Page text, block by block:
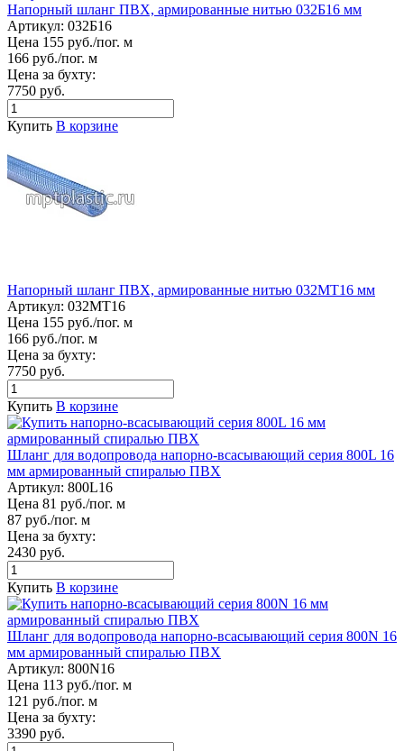
Напорный шланг ПВХ, армированные нитью 032Б16 мм
Артикул: 032Б16
Цена 155 руб./пог. м
166 руб./пог. м
Цена за бухту:
7750 руб.
Купить В корзине
Напорный шланг ПВХ, армированные нитью 032МТ16 мм
Артикул: 032МТ16
Цена 155 руб./пог. м
166 руб./пог. м
Цена за бухту:
7750 руб.
Купить В корзине
Шланг для водопровода напорно-всасывающий серия 800L 16
мм армированный спиралью ПВХ
Артикул: 800L16
Цена 81 руб./пог. м
87 руб./пог. м
Цена за бухту:
2430 руб.
Купить В корзине
Шланг для водопровода напорно-всасывающий серия 800N 16
мм армированный спиралью ПВХ
Артикул: 800N16
Цена 113 руб./пог. м
121 руб./пог. м
Цена за бухту:
3390 руб.